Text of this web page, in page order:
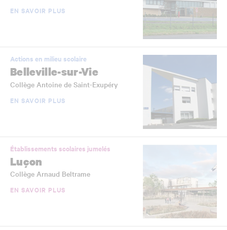
EN SAVOIR PLUS
Actions en milieu scolaire
Belleville-sur-Vie
Collège Antoine de Saint-Exupéry
EN SAVOIR PLUS
Établissements scolaires jumelés
Luçon
Collège Arnaud Beltrame
EN SAVOIR PLUS